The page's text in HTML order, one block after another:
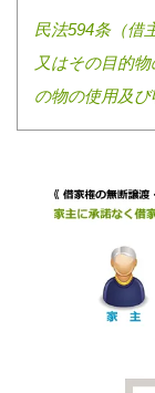
民法594条（借
又はその目的
の物の使用及び